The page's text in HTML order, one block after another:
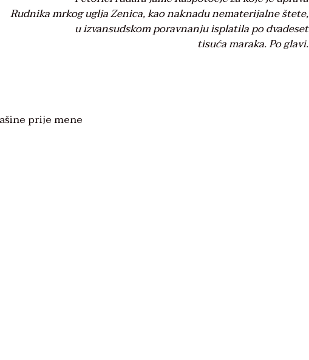
Rudnika mrkog uglja Zenica, kao naknadu nematerijalne štete,
u izvansudskom poravnanju isplatila po dvadeset
tisuća maraka. Po glavi.
prije mene